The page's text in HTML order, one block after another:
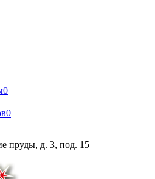
0
0
пруды, д. 3, под. 15